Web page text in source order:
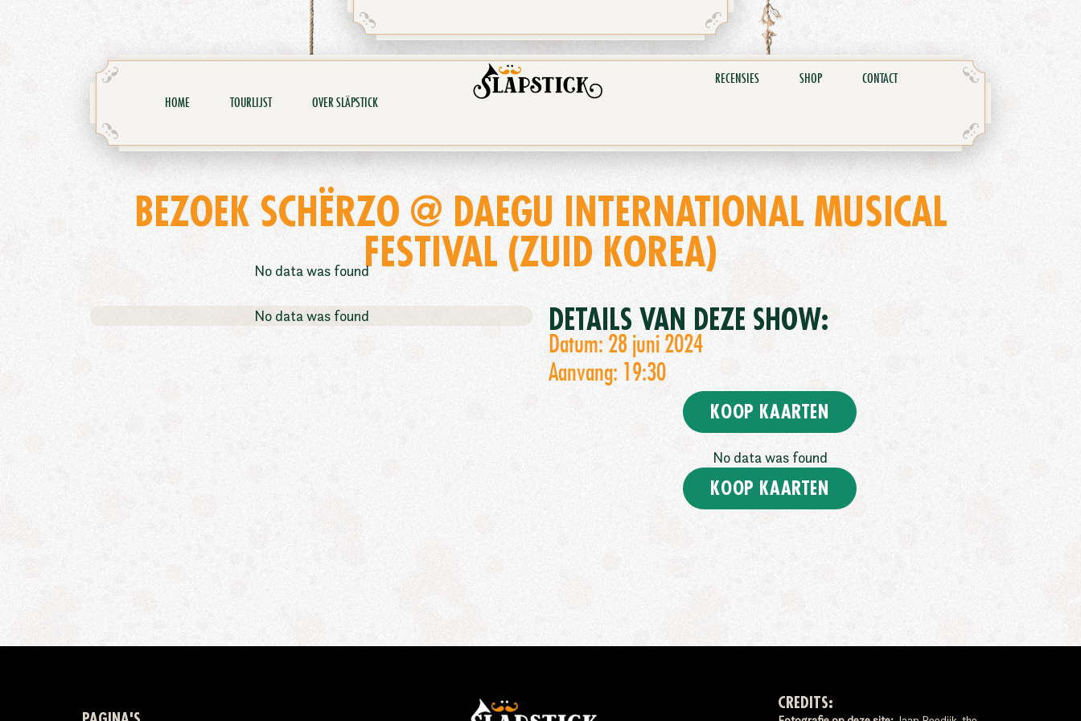
HOME TOURLIJST OVER SLÄPSTICK
RECENSIES SHOP CONTACT
BEZOEK SCHËRZO @ DAEGU INTERNATIONAL MUSICAL
FESTIVAL (ZUID KOREA)
DETAILS VAN DEZE SHOW:
Datum: 28 juni 2024
Aanvang: 19:30
KOOP KAARTEN
No data was found
KOOP KAARTEN
No data was found
No data was found
CREDITS: